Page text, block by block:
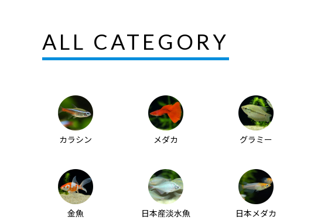
ALL CATEGORY
カラシン メダカ グラミー
金魚 日本産淡水魚 日本メダカ